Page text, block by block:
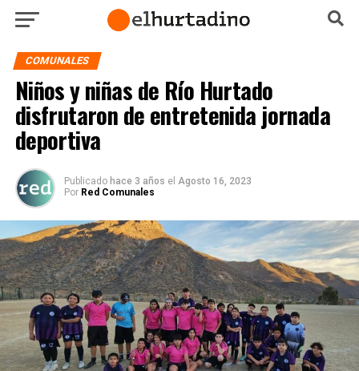
COMUNALES
Niños y niñas de Río Hurtado
disfrutaron de entretenida jornada
deportiva
Publicado hace 3 años el Agosto 16, 2023
Por Red Comunales